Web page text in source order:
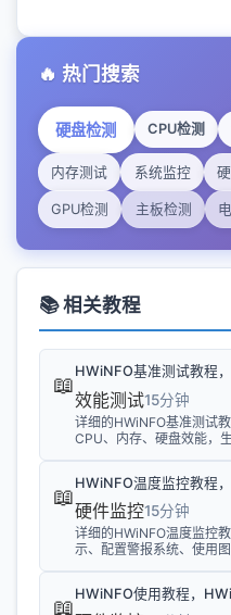
🔥 热门搜索
硬盘检测 CPU检测
内存测试 系统监控
GPU检测 主板检测
📚 相关教程
📖
HWiNFO基准测试教程
效能测试15分钟
详细的HWiNFO基准测试
CPU、内存、硬盘效能，
📖
HWiNFO温度监控教程
硬件监控15分钟
详细的HWiNFO温度监控
示、配置警报系统、使用
📖
HWiNFO使用教程，